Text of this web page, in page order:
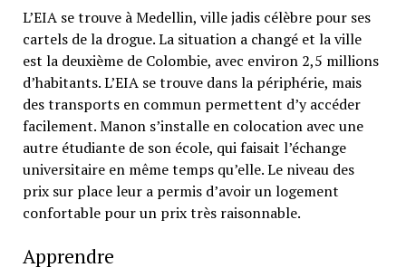
L’EIA se trouve à Medellin, ville jadis célèbre pour ses
cartels de la drogue. La situation a changé et la ville
est la deuxième de Colombie, avec environ 2,5 millions
d’habitants. L’EIA se trouve dans la périphérie, mais
des transports en commun permettent d’y accéder
facilement. Manon s’installe en colocation avec une
autre étudiante de son école, qui faisait l’échange
universitaire en même temps qu’elle. Le niveau des
prix sur place leur a permis d’avoir un logement
confortable pour un prix très raisonnable.
Apprendre